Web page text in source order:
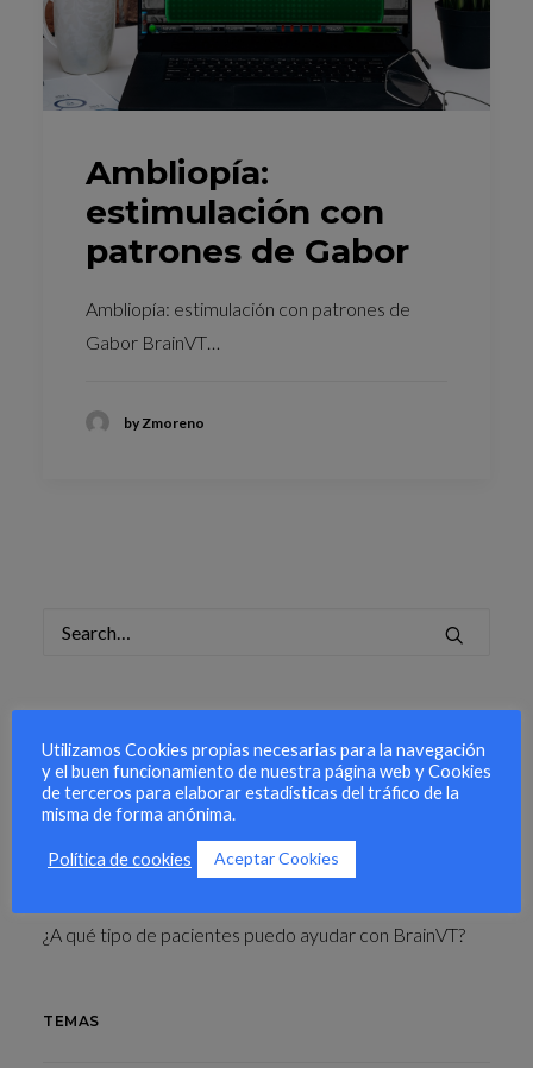
Ambliopía:
estimulación con
patrones de Gabor
Ambliopía: estimulación con patrones de
Gabor BrainVT…
by Zmoreno
ÚLTIMOS POST
Entrenamiento visual para deportistas
¿Cómo una especialista en Terapia Visual utiliza BrainVT
¿A qué tipo de pacientes puedo ayudar con BrainVT?
TEMAS
Utilizamos Cookies propias necesarias para la navegación
y el buen funcionamiento de nuestra página web y Cookies
de terceros para elaborar estadísticas del tráfico de la
misma de forma anónima.
Política de cookies Aceptar Cookies